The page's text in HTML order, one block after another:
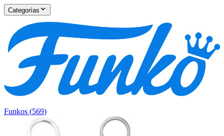
Categorías
Funkos (569)